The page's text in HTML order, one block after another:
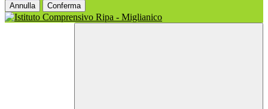
Annulla Conferma